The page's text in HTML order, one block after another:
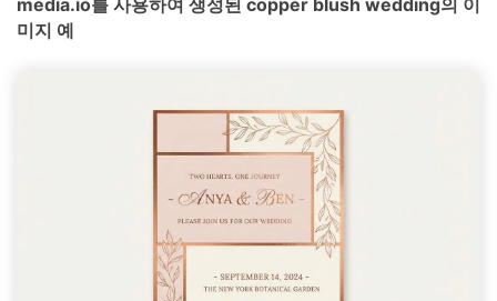
미지 예